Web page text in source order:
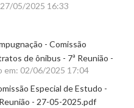
05/2025 16:33
- Comissão
de ônibus - 7ª Reunião -
em: 02/06/2025 17:04
Especial de Estudo -
- 27-05-2025.pdf